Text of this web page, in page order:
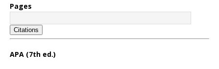
Pages
Citations
APA (7th ed.)